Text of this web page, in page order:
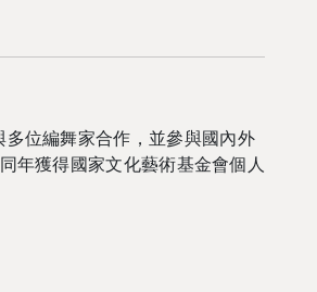
位編舞家合作，並參與國內外
年獲得國家文化藝術基金會個人